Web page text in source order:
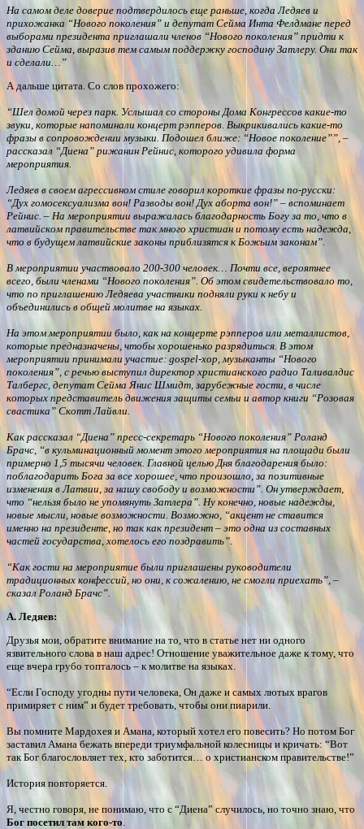
На самом деле доверие подтвердилось еще раньше, когда Ледяев и
прихожанка “Нового поколения” и депутат Сейма Инта Фелдмане перед
выборами президента приглашали членов “Нового поколения” придти к
зданию Сейма, выразив тем самым поддержку господину Затлеру. Они так
и сделали…”
А дальше цитата. Со слов прохожего:
“Шел домой через парк. Услышал со стороны Дома Конгрессов какие-то
звуки, которые напоминали концерт рэпперов. Выкрикивались какие-то
фразы в сопровождении музыки. Подошел ближе: “Новое поколение””, –
рассказал “Диена” рижанин Рейнис, которого удивила форма
мероприятия.
Ледяев в своем агрессивном стиле говорил короткие фразы по-русски:
“Дух гомосексуализма вон! Разводы вон! Дух аборта вон!” – вспоминает
Рейнис. – На мероприятии выражалась благодарность Богу за то, что в
латвийском правительстве так много христиан и потому есть надежда,
что в будущем латвийские законы приблизятся к Божьим законам”.
В мероприятии участвовало 200-300 человек… Почти все, вероятнее
всего, были членами “Нового поколения”. Об этом свидетельствовало то,
что по приглашению Ледяева участники подняли руки к небу и
объединились в общей молитве на языках.
На этом мероприятии было, как на концерте рэпперов или металлистов,
которые предназначены, чтобы хорошенько разрядиться. В этом
мероприятии принимали участие: gospel-хор, музыканты “Нового
поколения”, с речью выступил директор христианского радио Таливалдис
Талбергс, депутат Сейма Янис Шмидт, зарубежные гости, в числе
которых представитель движения защиты семьи и автор книги “Розовая
свастика” Скотт Лайвли.
Как рассказал “Диена” пресс-секретарь “Нового поколения” Роланд
Брачс, “в кульминационный момент этого мероприятия на площади были
примерно 1,5 тысячи человек. Главной целью Дня благодарения было:
поблагодарить Бога за все хорошее, что произошло, за позитивные
изменения в Латвии, за нашу свободу и возможности”. Он утверждает,
что “нельзя было не упомянуть Затлера”. Ну конечно, новые надежды,
новые мысли, новые возможности. Возможно, “акцент не ставится
именно на президенте, но так как президент – это одна из составных
частей государства, хотелось его поздравить”.
“Как гости на мероприятие были приглашены руководители
традиционных конфессий, но они, к сожалению, не смогли приехать”, –
сказал Роланд Брачс”.
А. Ледяев:
Друзья мои, обратите внимание на то, что в статье нет ни одного
язвительного слова в наш адрес! Отношение уважительное даже к тому, что
еще вчера грубо топталось – к молитве на языках.
“Если Господу угодны пути человека, Он даже и самых лютых врагов
примиряет с ним” и будет требовать, чтобы они пиарили.
Вы помните Мардохея и Амана, который хотел его повесить? Но потом Бог
заставил Амана бежать впереди триумфальной колесницы и кричать: “Вот
так Бог благословляет тех, кто заботится… о христианском правительстве!”
История повторяется.
Я, честно говоря, не понимаю, что с “Диена” случилось, но точно знаю, что
Бог посетил там кого-то